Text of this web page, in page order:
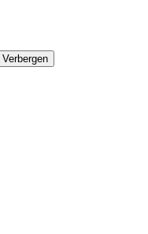
Verbergen